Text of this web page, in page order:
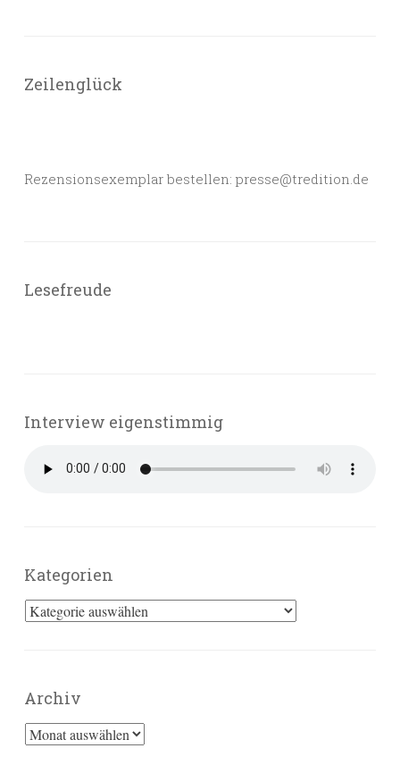
Zeilenglück
Rezensionsexemplar bestellen: presse@tredition.de
Lesefreude
Interview eigenstimmig
Kategorien
Kategorien
Archiv
Archiv